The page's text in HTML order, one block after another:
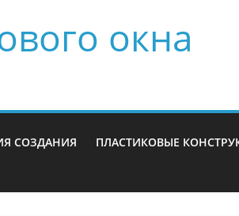
окна
СОЗДАНИЯ ПЛАСТИКОВЫЕ